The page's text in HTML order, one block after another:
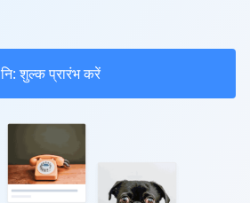
नि: शुल्क प्रारंभ करें